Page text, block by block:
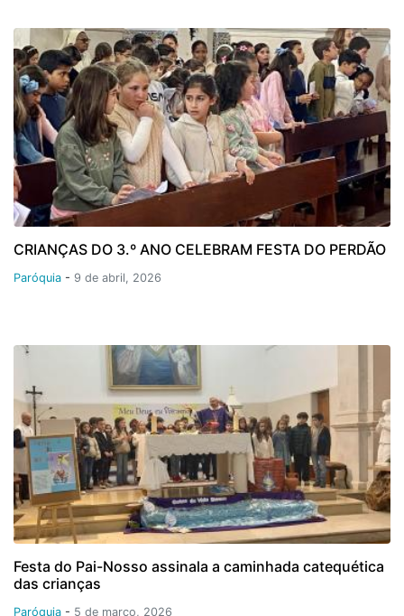
CRIANÇAS DO 3.º ANO CELEBRAM FESTA DO PERDÃO
Paróquia - 9 de abril, 2026
Festa do Pai-Nosso assinala a caminhada catequética
das crianças
Paróquia - 5 de março, 2026